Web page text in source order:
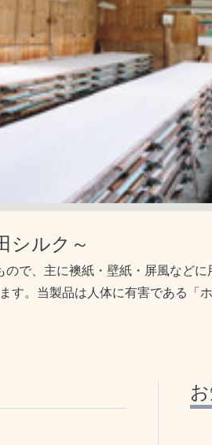
シルク～
で、主に襖紙・壁紙・屏風など
す。当製品は人体に有害である「